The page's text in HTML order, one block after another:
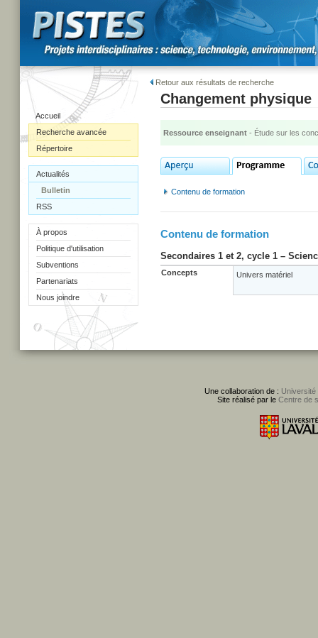
Accueil
Recherche avancée
Répertoire
Actualités
Bulletin
RSS
À propos
Politique d'utilisation
Subventions
Partenariats
Nous joindre
Retour aux résultats de recherche
Changement physique
Ressource enseignant - Étude sur les
Contenu de formation
Contenu de formation
Secondaires 1 et 2, cycle 1 –
Concepts Univers matériel
Une collaboration de : Université
Site réalisé par le Centre de